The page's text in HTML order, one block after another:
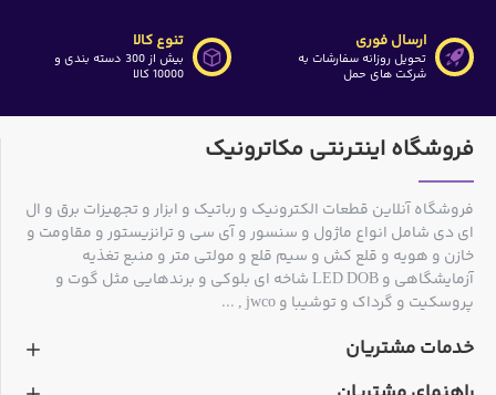
ارسال فوری
تحویل روزانه سفارشات به
شرکت های حمل
تنوع کالا
بیش از 300 دسته بندی و
10000 کالا
فروشگاه اینترنتی مکاترونیک
فروشگاه آنلاین قطعات الکترونیک و رباتیک و ابزار و تجهیزات برق و ال
ای دی شامل انواع ماژول و سنسور و آی سی و ترانزیستور و مقاومت و
خازن و هویه و قلع کش و سیم قلع و مولتی متر و منبع تغذیه
آزمایشگاهی و LED DOB شاخه ای بلوکی و برندهایی مثل گوت و
پروسکیت و گرداک و توشیبا و jwco , ...
خدمات مشتریان